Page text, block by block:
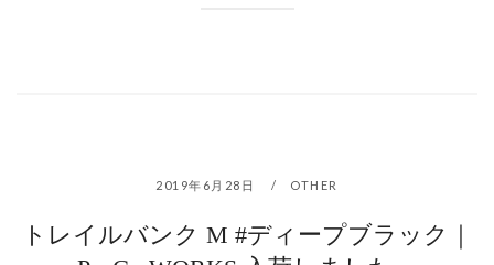
2019年6月28日 OTHER
トレイルバンク M #ディープブラック｜